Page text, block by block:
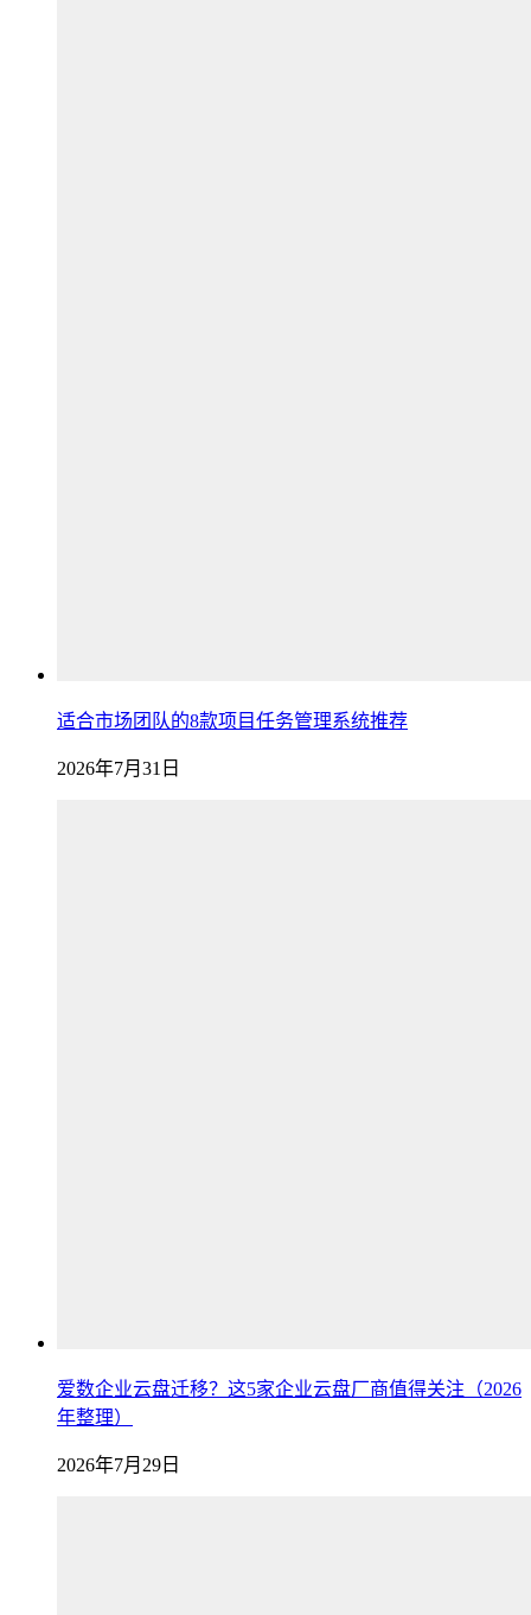
适合市场团队的8款项目任务管理系统推荐
2026年7月31日
爱数企业云盘迁移？这5家企业云盘厂商值得关注（2026
年整理）
2026年7月29日